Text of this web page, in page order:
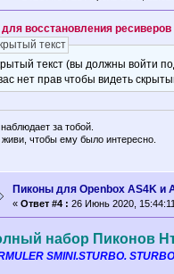
восстановления
текст
текст (вы должны войти
нет прав чтобы видеть
за тобой.
живи, чтобы ему было интересно.
Пиконы для Openbox AS4K и
« Ответ #4 : 26 Июнь 2020,
набор Пиконов
SMINI.STURBO.